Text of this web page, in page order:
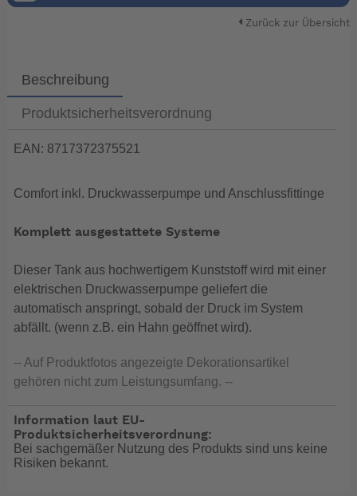
Zurück zur Übersicht
Beschreibung
Produktsicherheitsverordnung
EAN: 8717372375521
Comfort inkl. Druckwasserpumpe und Anschlussfittinge
Komplett ausgestattete Systeme
Dieser Tank aus hochwertigem Kunststoff wird mit einer
elektrischen Druckwasserpumpe geliefert die
automatisch anspringt, sobald der Druck im System
abfällt. (wenn z.B. ein Hahn geöffnet wird).
-- Auf Produktfotos angezeigte Dekorationsartikel
gehören nicht zum Leistungsumfang. --
Information laut EU-
Produktsicherheitsverordnung:
Bei sachgemäßer Nutzung des Produkts sind uns keine
Risiken bekannt.